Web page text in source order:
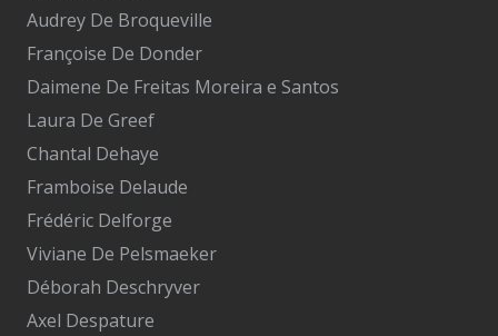
Audrey De Broqueville
Françoise De Donder
Daimene De Freitas Moreira e Santos
Laura De Greef
Chantal Dehaye
Framboise Delaude
Frédéric Delforge
Viviane De Pelsmaeker
Déborah Deschryver
Axel Despature